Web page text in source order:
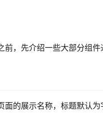
前，先介绍一些大部分组
面的展示名称，标题默认